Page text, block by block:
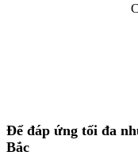
Để đáp ứng tối đa
Bắc